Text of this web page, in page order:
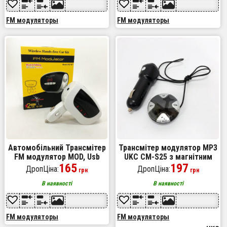
FM модуляторы FM модуляторы
Автомобільний Трансмітер
FM модулятор MOD, Usb
трансмітер, FM модулятор
з акумулятором. H21 BT
ДропЦіна:165 грн
В наявності
FM модуляторы
Трансмітер модулятор MP3
UKC CM-S25 з магнітним
тримачем, Автомобільний
трансмітер bluetooth
ДропЦіна:197 грн
В наявності
FM модуляторы